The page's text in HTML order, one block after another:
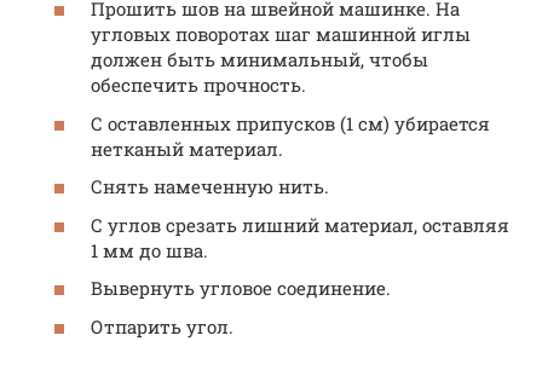
Прошить шов на швейной машинке. На
угловых поворотах шаг машинной иглы
должен быть минимальный, чтобы
обеспечить прочность.
С оставленных припусков (1 см) убирается
нетканый материал.
Снять намеченную нить.
С углов срезать лишний материал, оставляя
1 мм до шва.
Вывернуть угловое соединение.
Отпарить угол.